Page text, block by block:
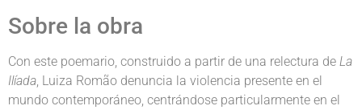
Sobre la obra
Con este poemario, construido a partir de una relectura de La
Ilíada , Luiza Romão denuncia la violencia presente en el
mundo contemporáneo, centrándose particularmente en el